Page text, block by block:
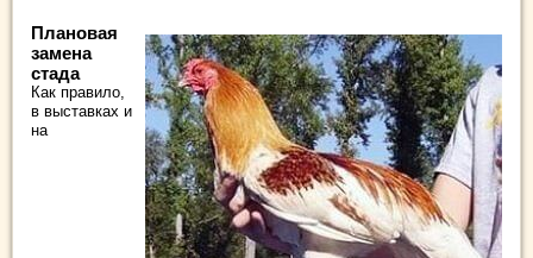
Плановая
замена
стада
Как правило,
в выставках и
на